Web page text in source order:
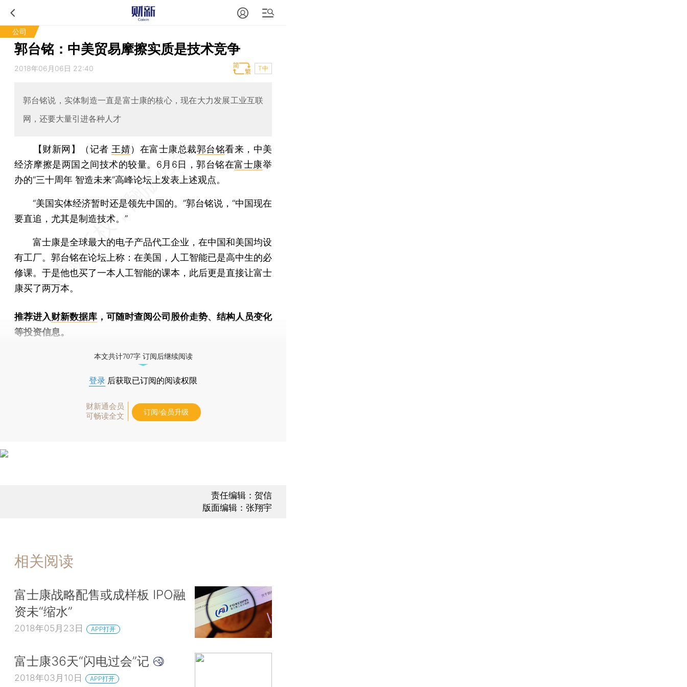
公司
郭台铭：中美贸易摩擦实质是技术竞争
2018年06月06日 22:40 T中
郭台铭说，实体制造一直是富士康的核心，现在大力发展工业互联
网，还要大量引进各种人才
【财新网】（记者 王婧） 在富士康总裁郭台铭看来，中美
经济摩擦是两国之间技术的较量。6月6日，郭台铭在富士康举
办的“三十周年 智造未来”高峰论坛上发表上述观点。
“美国实体经济暂时还是领先中国的。”郭台铭说，“中国现在
要直追，尤其是制造技术。”
富士康是全球最大的电子产品代工企业，在中国和美国均设
有工厂。郭台铭在论坛上称：在美国，人工智能已是高中生的必
修课。于是他也买了一本人工智能的课本，此后更是直接让富士
康买了两万本。
推荐进入财新数据库 ，可随时查阅公司股价走势、结构人员变化
等投资信息。
本文共计707字 订阅后继续阅读
登录 后获取已订阅的阅读权限
财新通会员
可畅读全文
订阅/会员升级
责任编辑：贺信
版面编辑：张翔宇
相关阅读
富士康战略配售或成样板 IPO融
资未“缩水”
2018年05月23日 APP打开
富士康36天“闪电过会”记
2018年03月10日 APP打开